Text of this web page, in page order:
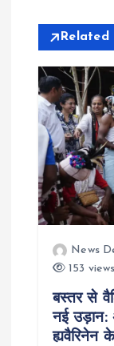
v
g
a
t
Related
News
153 views
बस्तर से
नई उड़ान:
ह्यवैरिनेन